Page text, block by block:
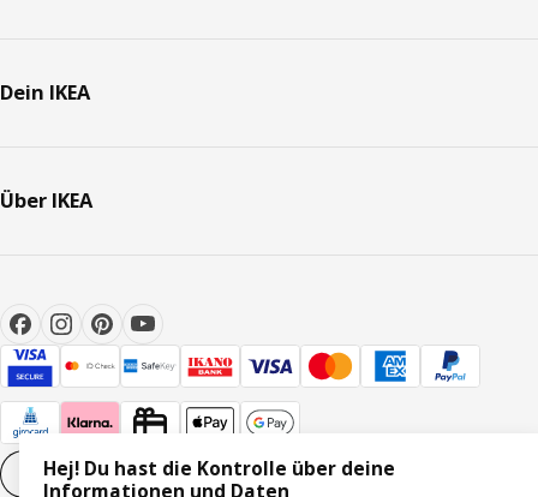
Dein IKEA
Über IKEA
Cookie-Einstellungen DE
Hej! Du hast die Kontrolle über deine
Informationen und Daten